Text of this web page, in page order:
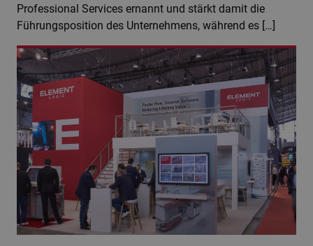
Professional Services ernannt und stärkt damit die
Führungsposition des Unternehmens, während es […]